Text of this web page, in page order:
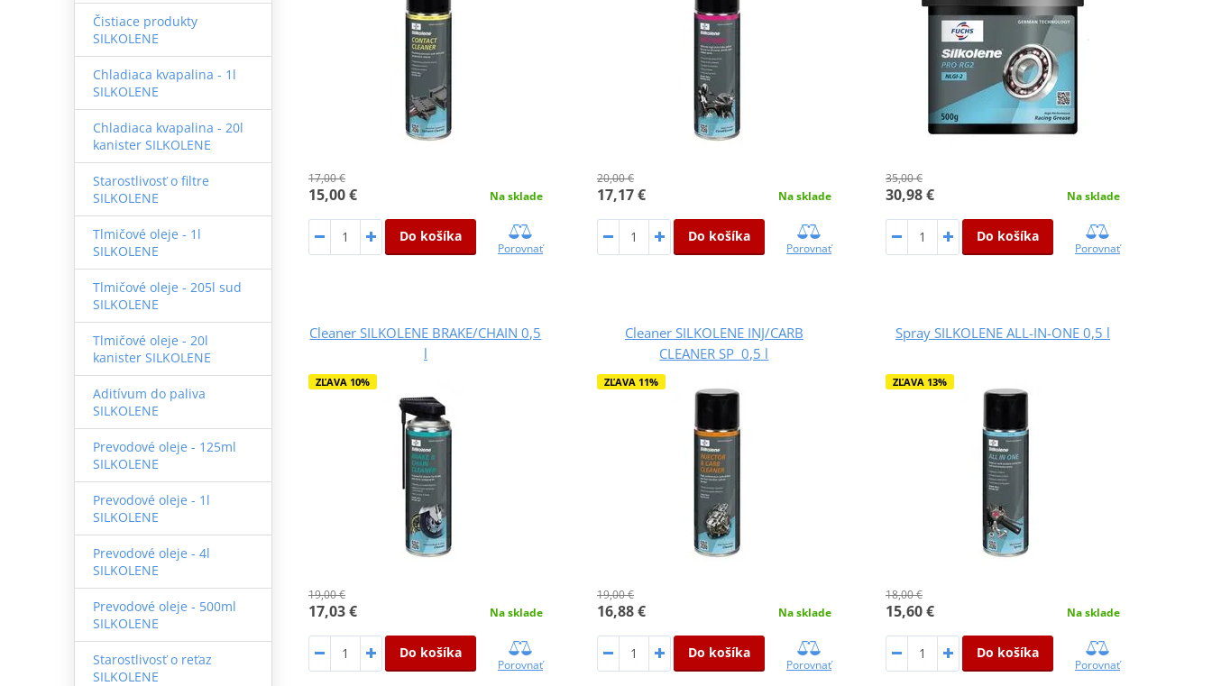
Čistiace produkty
SILKOLENE
Chladiaca kvapalina - 1l
SILKOLENE
Chladiaca kvapalina - 20l
kanister SILKOLENE
Starostlivosť o filtre
SILKOLENE
Tlmičové oleje - 1l
SILKOLENE
Tlmičové oleje - 205l sud
SILKOLENE
Tlmičové oleje - 20l
kanister SILKOLENE
Aditívum do paliva
SILKOLENE
Prevodové oleje - 125ml
SILKOLENE
Prevodové oleje - 1l
SILKOLENE
Prevodové oleje - 4l
SILKOLENE
Prevodové oleje - 500ml
SILKOLENE
Starostlivosť o reťaz
SILKOLENE
17,00 €
15,00 € Na sklade
Do košíka
Porovnať
20,00 €
17,17 € Na sklade
Do košíka
Porovnať
35,00 €
30,98 € Na sklade
Do košíka
Porovnať
Cleaner SILKOLENE BRAKE/CHAIN 0,5
l
ZĽAVA 10%
19,00 €
17,03 € Na sklade
Do košíka
Porovnať
Cleaner SILKOLENE INJ/CARB
CLEANER SP 0,5 l
ZĽAVA 11%
19,00 €
16,88 € Na sklade
Do košíka
Porovnať
Spray SILKOLENE ALL-IN-ONE 0,5 l
ZĽAVA 13%
18,00 €
15,60 € Na sklade
Do košíka
Porovnať